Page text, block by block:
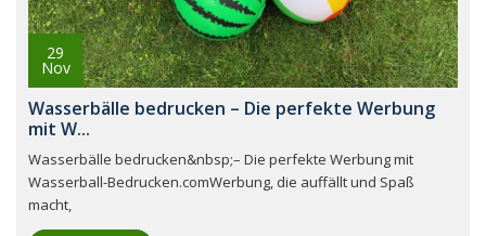
29
Nov
Wasserbälle bedrucken – Die perfekte Werbung
mit W...
Wasserbälle bedrucken&nbsp;– Die perfekte Werbung mit
Wasserball-Bedrucken.comWerbung, die auffällt und Spaß
macht,